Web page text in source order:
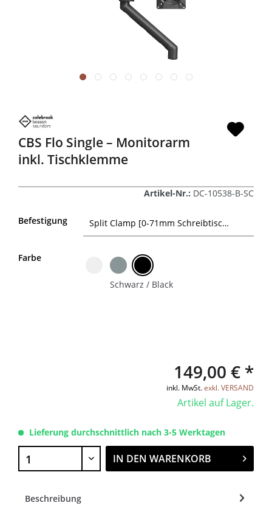
CBS Flo Single – Monitorarm
inkl. Tischklemme
Artikel-Nr.: DC-10538-B-SC
Befestigung
Farbe
Schwarz / Black
149,00 € *
inkl. MwSt.exkl. VERSAND
Artikel auf Lager.
Lieferung durchschnittlich nach 3-5 Werktagen
IN DEN WARENKORB
Beschreibung